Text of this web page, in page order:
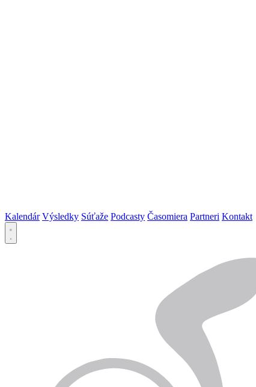
Kalendár Výsledky Súťaže Podcasty Časomiera Partneri Kontakt